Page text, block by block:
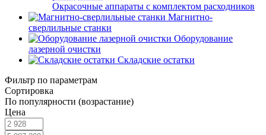
Окрасочные аппараты с комплектом расходников
Магнитно-
сверлильные станки
Оборудование
лазерной очистки
Складские остатки
Фильтр по параметрам
Сортировка
По популярности (возрастание)
Цена